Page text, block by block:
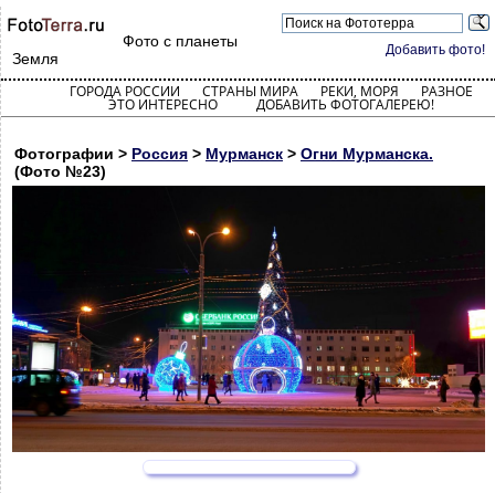
Добавить фото!
Фото с планеты
Земля
ГОРОДА РОССИИ СТРАНЫ МИРА РЕКИ, МОРЯ РАЗНОЕ
ЭТО ИНТЕРЕСНО ДОБАВИТЬ ФОТОГАЛЕРЕЮ!
Фотографии > Россия > Мурманск > Огни Мурманска.
(Фото №23)